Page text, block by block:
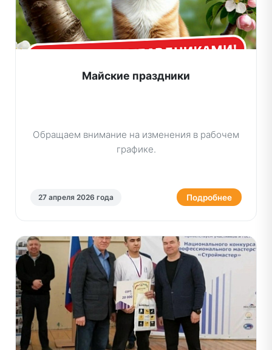
Майские праздники
Обращаем внимание на изменения в рабочем
графике.
27 апреля 2026 года Подробнее